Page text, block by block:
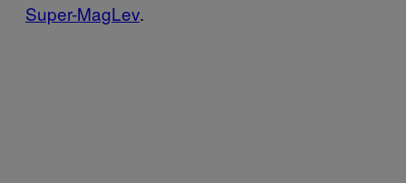
Super-MagLev.